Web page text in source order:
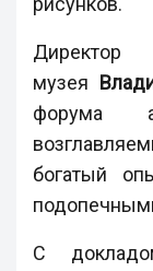
Директор
музея
форума
богатый
С